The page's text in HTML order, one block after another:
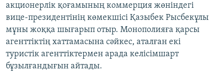
акционерлік қоғамының коммерция жөніндегі
вице-президентінің көмекшісі Қазыбек Рысбекұлы
мұны жоққа шығарып отыр. Монополияға қарсы
агенттіктің хаттамасына сәйкес, аталған екі
туристік агенттіктермен арада келісімшарт
бұзылғандығын айтады.